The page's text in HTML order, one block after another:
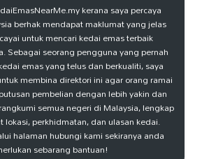
kerana saya percaya
berhak mendapat maklumat yang jelas
untuk mencari kedai emas terbaik
Sebagai seorang pengguna yang pernah
emas yang telus dan berkualiti, saya
membina direktori ini agar orang ramai
pembelian dengan lebih yakin dan
semua negeri di Malaysia, lengkap
lokasi, perkhidmatan, dan ulasan kedai.
halaman hubungi kami sekiranya anda
sebarang bantuan!